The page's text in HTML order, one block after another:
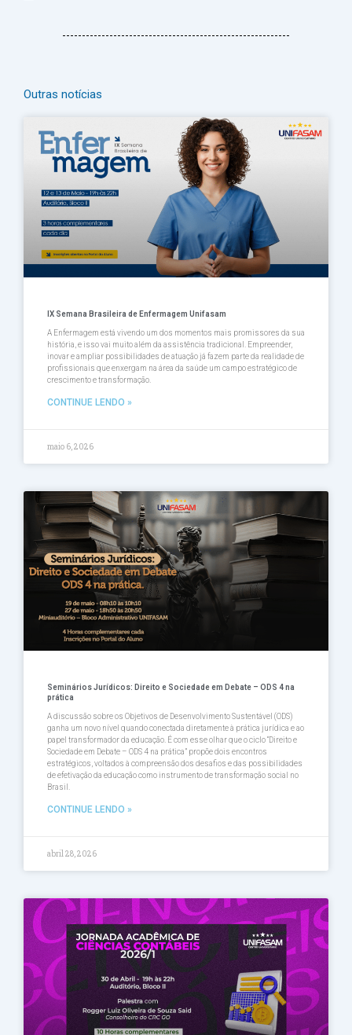
Outras notícias
IX Semana Brasileira de Enfermagem Unifasam
A Enfermagem está vivendo um dos momentos mais promissores da sua
história, e isso vai muito além da assistência tradicional. Empreender,
inovar e ampliar possibilidades de atuação já fazem parte da realidade de
profissionais que enxergam na área da saúde um campo estratégico de
crescimento e transformação.
CONTINUE LENDO »
maio 6, 2026
Seminários Jurídicos: Direito e Sociedade em Debate – ODS 4 na
prática
A discussão sobre os Objetivos de Desenvolvimento Sustentável (ODS)
ganha um novo nível quando conectada diretamente à prática jurídica e ao
papel transformador da educação. É com esse olhar que o ciclo “Direito e
Sociedade em Debate – ODS 4 na prática” propõe dois encontros
estratégicos, voltados à compreensão dos desafios e das possibilidades
de efetivação da educação como instrumento de transformação social no
Brasil.
CONTINUE LENDO »
abril 28, 2026
PáginaPáginaPágina
PáginaPágina